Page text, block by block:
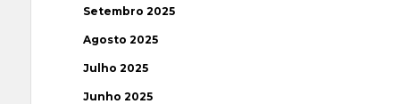
Setembro 2025
Agosto 2025
Julho 2025
Junho 2025